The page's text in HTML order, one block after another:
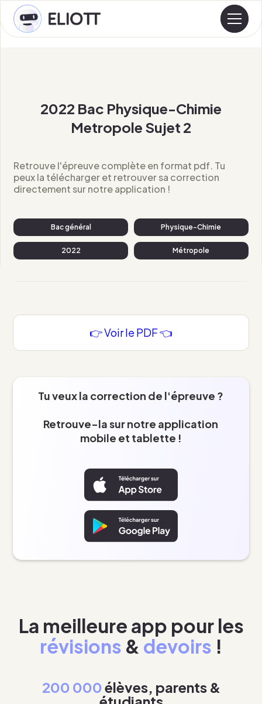
2022 Bac Physique-Chimie
Metropole Sujet 2
Retrouve l'épreuve complète en format pdf. Tu
peux la télécharger et retrouver sa correction
directement sur notre application !
Bac général Physique-Chimie
2022 Métropole
👉 Voir le PDF 👈
Tu veux la correction de l'épreuve ?
Retrouve-la sur notre application
mobile et tablette !
La meilleure app pour les
révisions & devoirs !
200 000élèves, parents &